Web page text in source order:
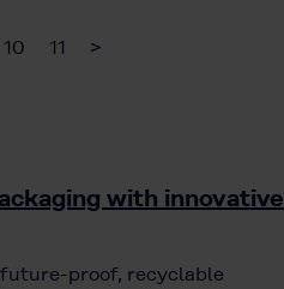
10 11 >
with innovative
proof, recyclable